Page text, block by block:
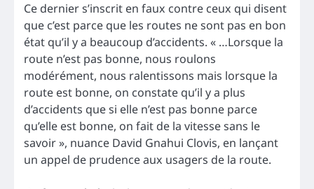
Ce dernier s’inscrit en faux contre ceux qui disent
que c’est parce que les routes ne sont pas en bon
état qu’il y a beaucoup d’accidents. « …Lorsque la
route n’est pas bonne, nous roulons
modérément, nous ralentissons mais lorsque la
route est bonne, on constate qu’il y a plus
d’accidents que si elle n’est pas bonne parce
qu’elle est bonne, on fait de la vitesse sans le
savoir », nuance David Gnahui Clovis, en lançant
un appel de prudence aux usagers de la route.